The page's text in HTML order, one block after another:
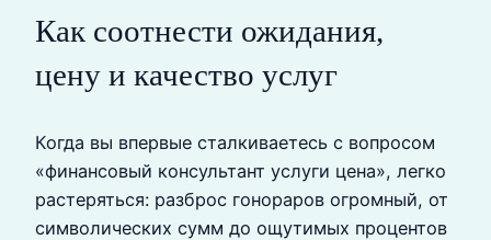
Как соотнести ожидания,
цену и качество услуг
Когда вы впервые сталкиваетесь с вопросом
«финансовый консультант услуги цена», легко
растеряться: разброс гонораров огромный, от
символических сумм до ощутимых процентов